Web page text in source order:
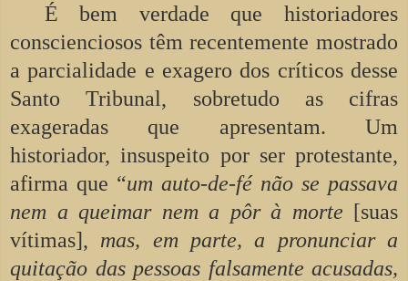
É bem verdade que historiadores
conscienciosos têm recentemente mostrado
a parcialidade e exagero dos críticos desse
Santo Tribunal, sobretudo as cifras
exageradas que apresentam. Um
historiador, insuspeito por ser protestante,
afirma que “um auto-de-fé não se passava
nem a queimar nem a pôr à morte [suas
vítimas], mas, em parte, a pronunciar a
quitação das pessoas falsamente acusadas,